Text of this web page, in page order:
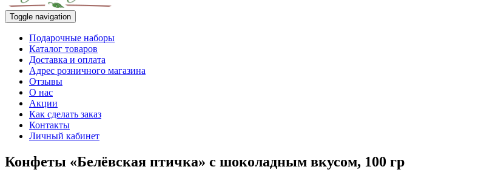
Toggle navigation
Подарочные наборы
Каталог товаров
Доставка и оплата
Адрес розничного магазина
Отзывы
О нас
Акции
Как сделать заказ
Контакты
Личный кабинет
Конфеты «Белёвская птичка» с шоколадным вкусом, 100 гр